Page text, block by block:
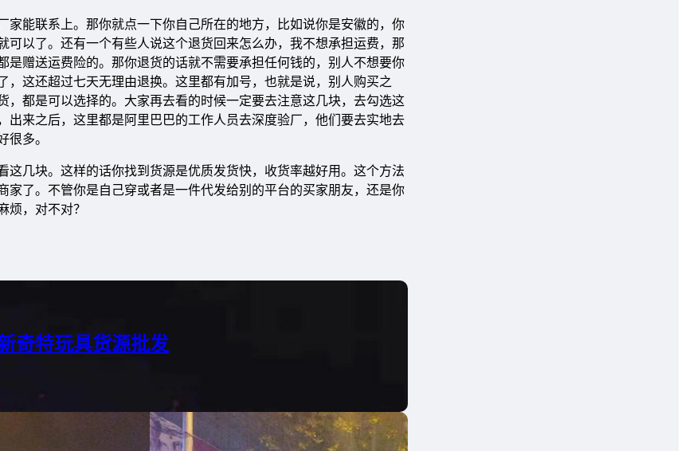
能联系上。那你就点一下你自己所在的地方，比如说你是安徽的，你
以了。还有一个有些人说这个退货回来怎么办，我不想承担运费，那
赠送运费险的。那你退货的话就不需要承担任何钱的，别人不想要你
这还超过七天无理由退换。这里都有加号，也就是说，别人购买之
，都是可以选择的。大家再去看的时候一定要去注意这几块，去勾选这
来之后，这里都是阿里巴巴的工作人员去深度验厂，他们要去实地去
很多。
几块。这样的话你找到货源是优质发货快，收货率越好用。这个方法
了。不管你是自己穿或者是一件代发给别的平台的买家朋友，还是你
烦，对不对？
奇特玩具货源批发